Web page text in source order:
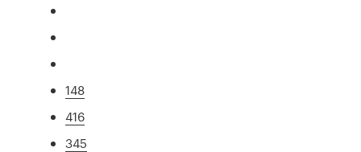
148
416
345